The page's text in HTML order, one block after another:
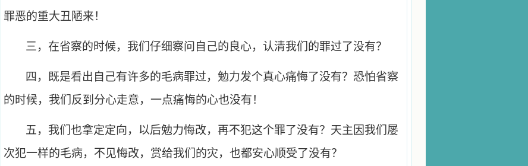
罪恶的重大丑陋来！
三，在省察的时候，我们仔细察问自己的良心，认清我们的罪过了没有？
四，既是看出自己有许多的毛病罪过，勉力发个真心痛悔了没有？恐怕省察
的时候，我们反到分心走意，一点痛悔的心也没有！
五，我们也拿定定向，以后勉力悔改，再不犯这个罪了没有？天主因我们屡
次犯一样的毛病，不见悔改，赏给我们的灾，也都安心顺受了没有？